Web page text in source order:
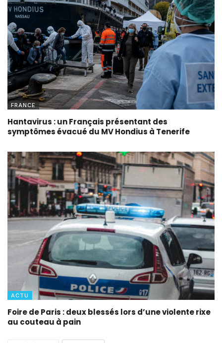
FRANCE
Hantavirus : un Français présentant des
symptômes évacué du MV Hondius à Tenerife
ACTU
Foire de Paris : deux blessés lors d’une violente rixe
au couteau à pain